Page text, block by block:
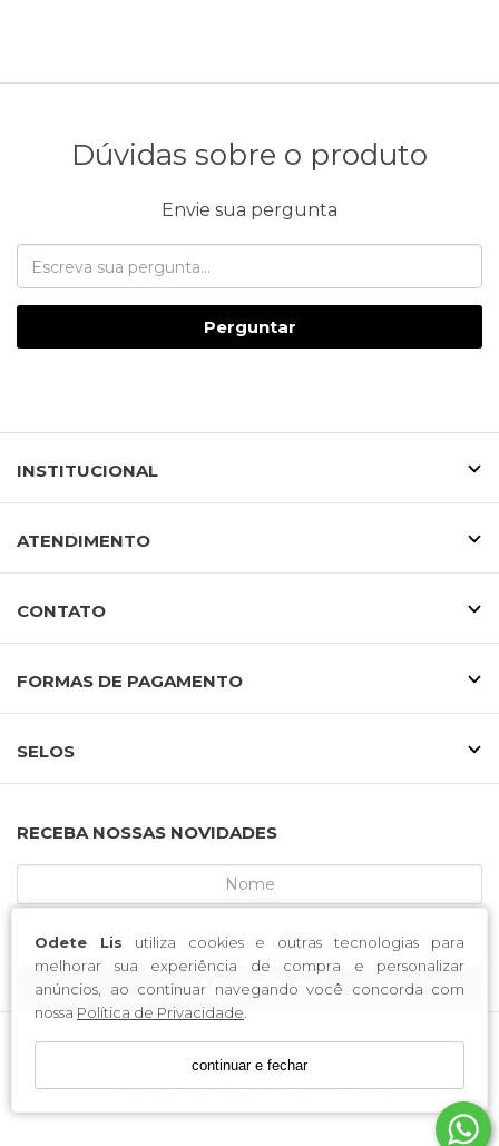
Odete Lis utiliza cookies e outras tecnologias para
melhorar sua experiência de compra e personalizar
anúncios, ao continuar navegando você concorda com
nossa Política de Privacidade.
continuar e fechar
Dúvidas sobre o produto
Envie sua pergunta
Perguntar
INSTITUCIONAL
ATENDIMENTO
CONTATO
FORMAS DE PAGAMENTO
SELOS
RECEBA NOSSAS NOVIDADES
CADASTRE-SE
MCA CALCADOS / CNPJ: 52.233.219/0001-34
Endereço: Rua Saldanha Marinho, 3688